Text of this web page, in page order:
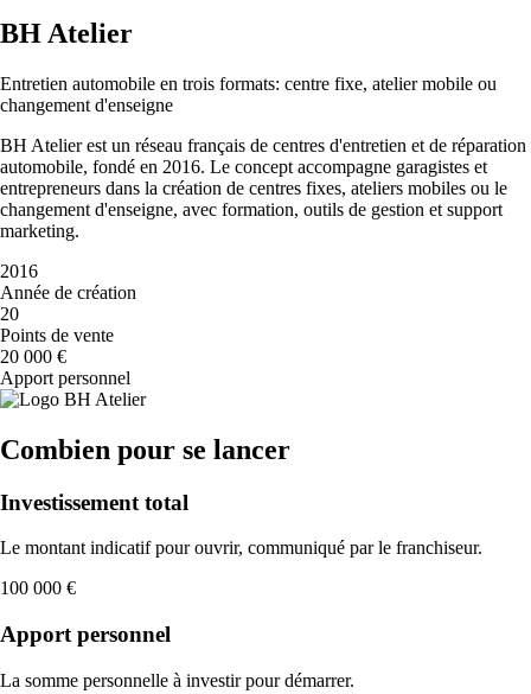
BH Atelier
Entretien automobile en trois formats: centre fixe, atelier mobile ou
changement d'enseigne
BH Atelier est un réseau français de centres d'entretien et de réparation
automobile, fondé en 2016. Le concept accompagne garagistes et
entrepreneurs dans la création de centres fixes, ateliers mobiles ou le
changement d'enseigne, avec formation, outils de gestion et support
marketing.
2016
Année de création
20
Points de vente
20 000 €
Apport personnel
Combien pour se lancer
Investissement total
Le montant indicatif pour ouvrir, communiqué par le franchiseur.
100 000 €
Apport personnel
La somme personnelle à investir pour démarrer.